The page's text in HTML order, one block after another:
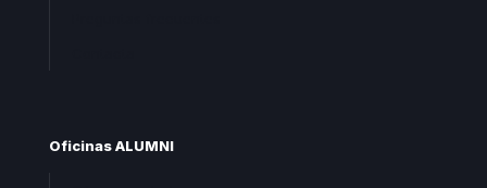
Oficinas ALUMNI